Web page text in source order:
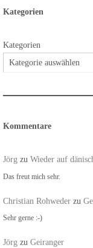
Kategorien
Kategorien
Kommentare
Jörg zu Wieder auf
Das freut mich sehr.
Christian Rohweder zu
Sehr gerne :-)
Jörg zu Geiranger